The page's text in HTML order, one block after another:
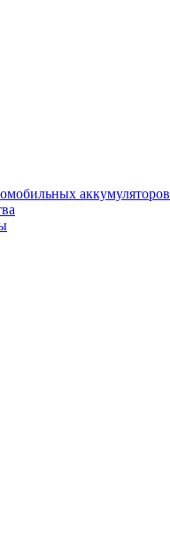
аккумуляторов